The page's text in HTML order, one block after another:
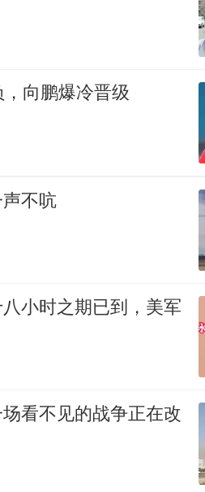
向鹏爆冷晋级
不吭
小时之期已到，美军
看不见的战争正在改